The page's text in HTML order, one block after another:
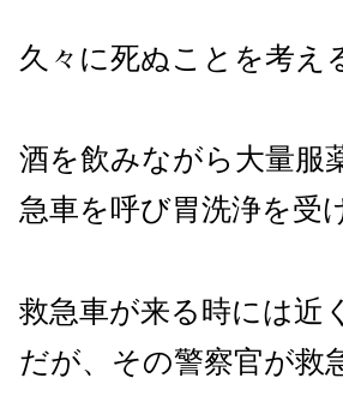
久々に死ぬことを考え
酒を飲みながら大量服
急車を呼び胃洗浄を受
救急車が来る時には近
だが、その警察官が救